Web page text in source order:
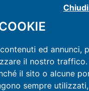
ed annunci,
il nostro
il sito o alcune
sempre utilizzati,
DISCOVER